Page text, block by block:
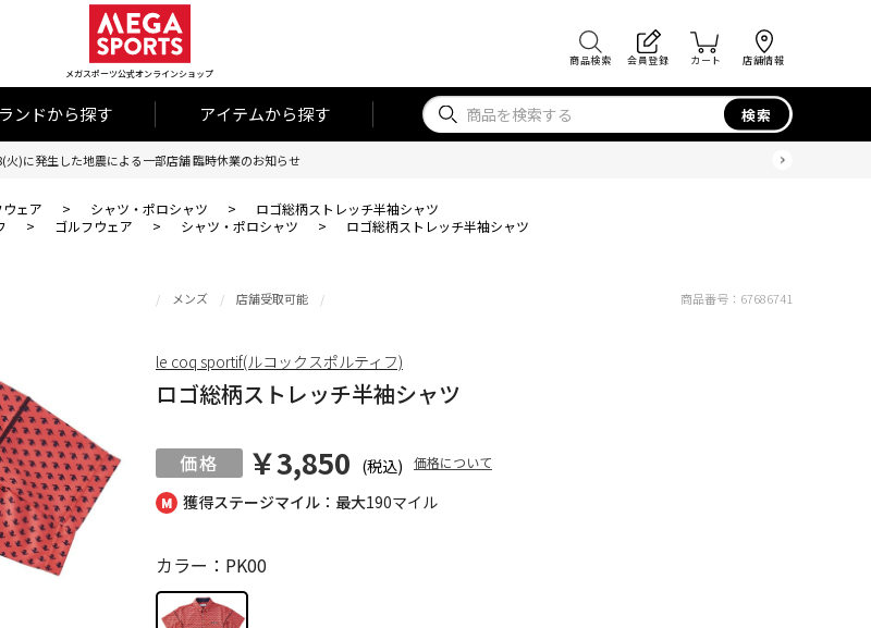
メガスポーツ公式オンラインショップ
商品検索 会員登録 カート 店舗情報
ンドから探す アイテムから探す 検索
火)に発生した地震による一部店舗 臨時休業のお知らせ
ウェア > シャツ・ポロシャツ >
ロゴ総柄ストレッチ半袖シャツ
> ゴルフウェア > シャツ・ポロシャツ > ロゴ総柄ストレッチ半袖シャツ
獲得ステージマイル：最大190マイル
メンズ 店舗受取可能
ロゴ総柄ストレッチ半袖シャツ
￥3,850 (税込) 価格について
カラー：PK00
商品番号： 67686741
le coq sportif(ルコックスポルティフ)